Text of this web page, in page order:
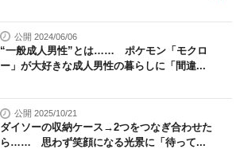
公開 2024/06/06
“一般成人男性”とは…… ポケモン「モクロ
ー」が大好きな成人男性の暮らしに「間違...
公開 2025/10/21
ダイソーの収納ケース→2つをつなぎ合わせた
ら…… 思わず笑顔になる光景に「待って...